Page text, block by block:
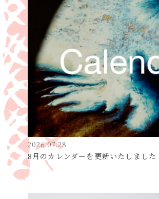
2026.07.28
8月のカレンダーを更新いたしました